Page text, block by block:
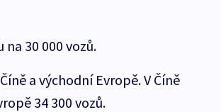
30 000 vozů.
a východní Evropě. V Číně
34 300 vozů.